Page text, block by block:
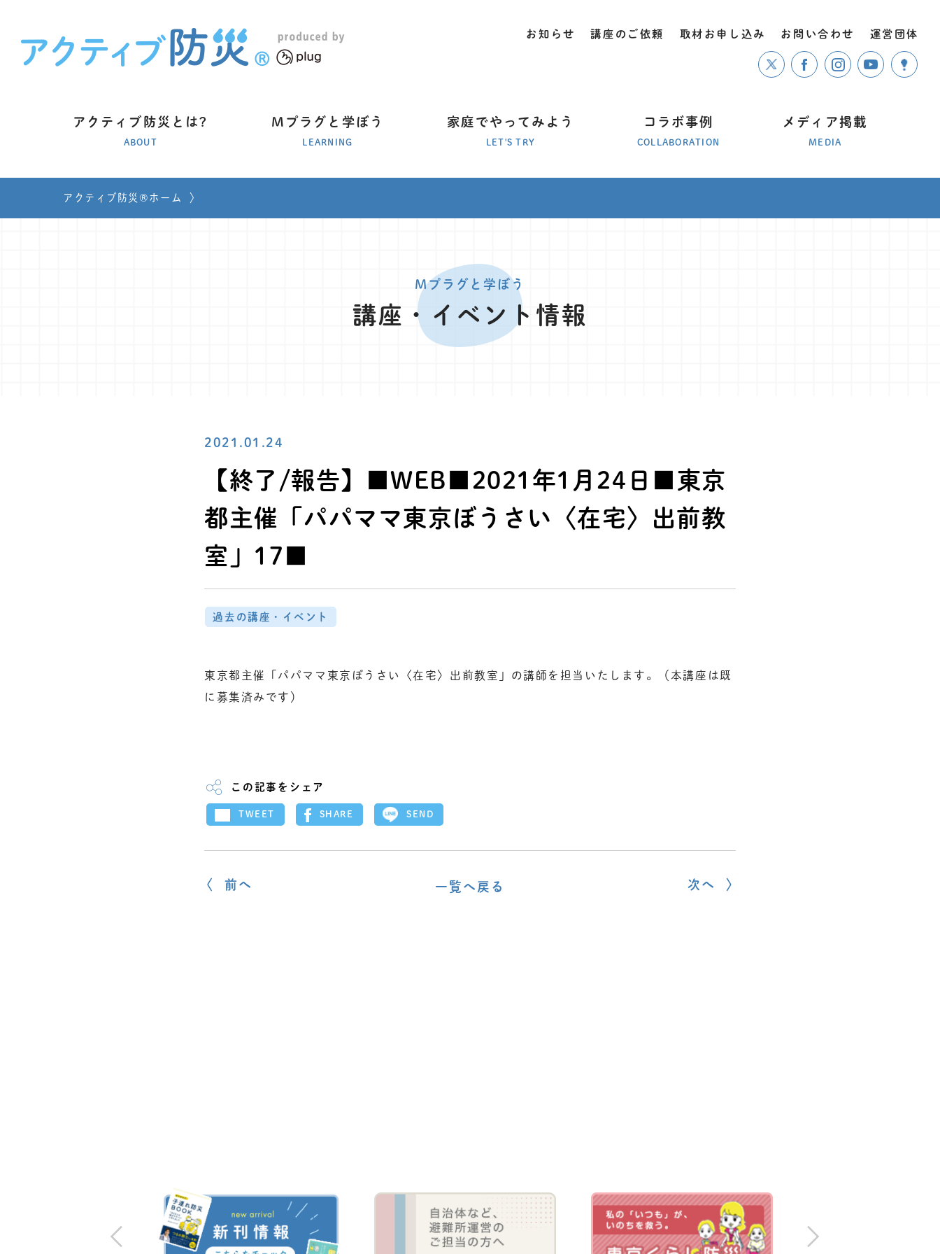
アクティブ防災とは?
ABOUT
Mプラグと学ぼう
LEARNING
家庭でやってみよう
LET'S TRY
コラボ事例
COLLABORATION
メディア掲載
MEDIA
お知らせ 講座のご依頼 取材お申し込み お問い合わせ 運営団体
アクティブ防災®ホーム 〉
Mプラグと学ぼう
講座・イベント情報
2021.01.24
【終了/報告】■WEB■2021年1月24日■東京
都主催「パパママ東京ぼうさい〈在宅〉出前教
室」17■
過去の講座・イベント
東京都主催「パパママ東京ぼうさい〈在宅〉出前教室」の講師を担当いたします。（本講座は既
に募集済みです）
この記事をシェア
TWEET SHARE SEND
一覧へ戻る